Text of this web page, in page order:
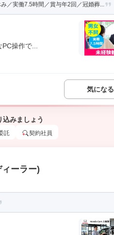
／実働7.5時間／賞与年2回／冠婚葬...
操作で...
気になる
込みましょう
託 契約社員
ーラー)